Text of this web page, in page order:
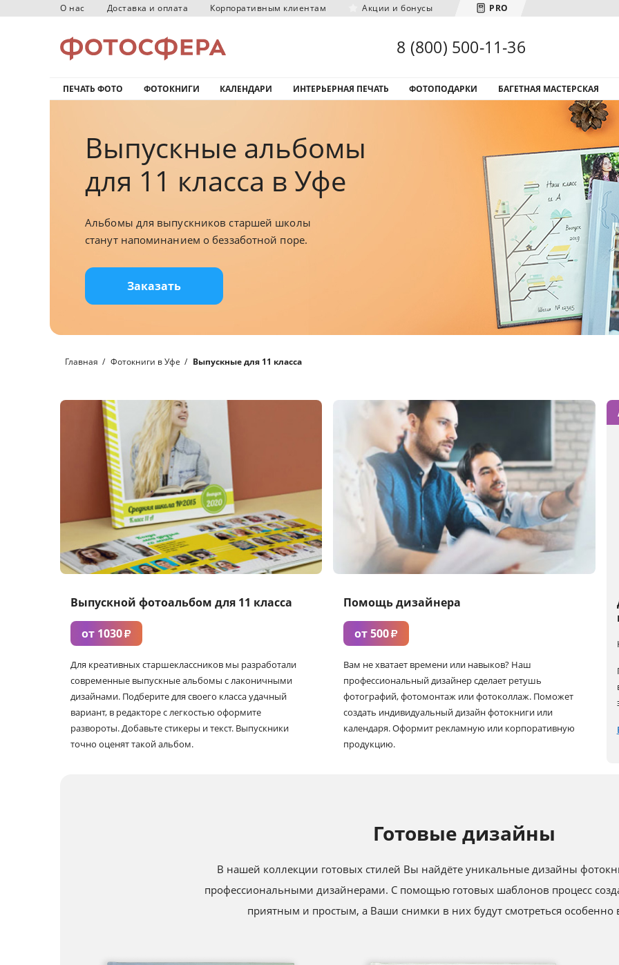
О нас Доставка и оплата Корпоративным клиентам Акции и бонусы PRO
Загрузка городов...
8 (800) 500-11-36
ПЕЧАТЬ ФОТО ФОТОКНИГИ КАЛЕНДАРИ ИНТЕРЬЕРНАЯ ПЕЧАТЬ ФОТОПОДАРКИ БАГЕТНАЯ МАСТЕРСКАЯ
Выпускные альбомы
для 11 класса в Уфе
Альбомы для выпускников старшей школы
станут напоминанием о беззаботной поре.
Заказать
Главная Фотокниги в Уфе Выпускные для 11 класса
Выпускной фотоальбом для 11 класса
от 1030₽
Для креативных старшеклассников мы разработали
современные выпускные альбомы с лаконичными
дизайнами. Подберите для своего класса удачный
вариант, в редакторе с легкостью оформите
развороты. Добавьте стикеры и текст. Выпускники
точно оценят такой альбом.
Помощь дизайнера
от 500₽
Вам не хватает времени или навыков? Наш
профессиональный дизайнер сделает ретушь
фотографий, фотомонтаж или фотоколлаж. Поможет
создать индивидуальный дизайн фотокниги или
календаря. Оформит рекламную или корпоративную
продукцию.
Готовые дизайны
В нашей коллекции готовых стилей Вы найдёте уникальные дизайны
профессиональными дизайнерами. С помощью готовых шаблонов процесс
приятным и простым, а Ваши снимки в них будут смотреться